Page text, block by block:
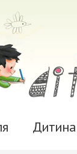
Дитина